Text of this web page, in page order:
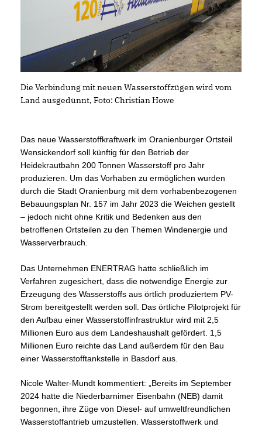
Die Verbindung mit neuen Wasserstoffzügen wird vom
Land ausgedünnt, Foto: Christian Howe
Das neue Wasserstoffkraftwerk im Oranienburger Ortsteil
Wensickendorf soll künftig für den Betrieb der
Heidekrautbahn 200 Tonnen Wasserstoff pro Jahr
produzieren. Um das Vorhaben zu ermöglichen wurden
durch die Stadt Oranienburg mit dem vorhabenbezogenen
Bebauungsplan Nr. 157 im Jahr 2023 die Weichen gestellt
– jedoch nicht ohne Kritik und Bedenken aus den
betroffenen Ortsteilen zu den Themen Windenergie und
Wasserverbrauch.
Das Unternehmen ENERTRAG hatte schließlich im
Verfahren zugesichert, dass die notwendige Energie zur
Erzeugung des Wasserstoffs aus örtlich produziertem PV-
Strom bereitgestellt werden soll. Das örtliche Pilotprojekt für
den Aufbau einer Wasserstoffinfrastruktur wird mit 2,5
Millionen Euro aus dem Landeshaushalt gefördert. 1,5
Millionen Euro reichte das Land außerdem für den Bau
einer Wasserstofftankstelle in Basdorf aus.
Nicole Walter-Mundt kommentiert: „Bereits im September
2024 hatte die Niederbarnimer Eisenbahn (NEB) damit
begonnen, ihre Züge von Diesel- auf umweltfreundlichen
Wasserstoffantrieb umzustellen. Wasserstoffwerk und